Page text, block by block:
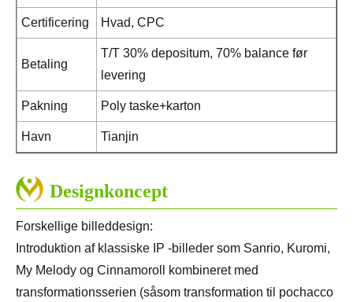
Certificering Hvad, CPC
Betaling
T/T 30% depositum, 70% balance før
levering
Pakning Poly taske+karton
Havn Tianjin
Designkoncept
Forskellige billeddesign:
Introduktion af klassiske IP -billeder som Sanrio, Kuromi,
My Melody og Cinnamoroll kombineret med
transformationsserien (såsom transformation til pochacco